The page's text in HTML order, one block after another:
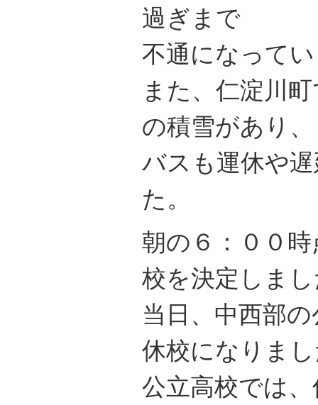
過ぎまで
不通になって
また、仁淀川
の積雪があり、
バスも運休や
た。
朝の６：００
校を決定しま
当日、中西部
休校になりま
公立高校では